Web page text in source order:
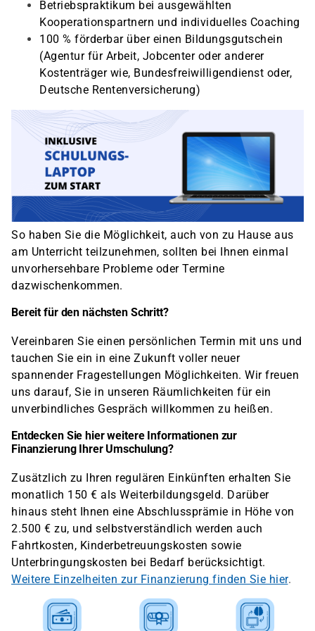
Betriebspraktikum bei ausgewählten
Kooperationspartnern und individuelles Coaching
100 % förderbar über einen Bildungsgutschein
(Agentur für Arbeit, Jobcenter oder anderer
Kostenträger wie, Bundesfreiwilligendienst oder,
Deutsche Rentenversicherung)
So haben Sie die Möglichkeit, auch von zu Hause aus
am Unterricht teilzunehmen, sollten bei Ihnen einmal
unvorhersehbare Probleme oder Termine
dazwischenkommen.
Bereit für den nächsten Schritt?
Vereinbaren Sie einen persönlichen Termin mit uns und
tauchen Sie ein in eine Zukunft voller neuer
spannender Fragestellungen Möglichkeiten. Wir freuen
uns darauf, Sie in unseren Räumlichkeiten für ein
unverbindliches Gespräch willkommen zu heißen.
Entdecken Sie hier weitere Informationen zur
Finanzierung Ihrer Umschulung?
Zusätzlich zu Ihren regulären Einkünften erhalten Sie
monatlich 150 € als Weiterbildungsgeld. Darüber
hinaus steht Ihnen eine Abschlussprämie in Höhe von
2.500 € zu, und selbstverständlich werden auch
Fahrtkosten, Kinderbetreuungskosten sowie
Unterbringungskosten bei Bedarf berücksichtigt.
Weitere Einzelheiten zur Finanzierung finden Sie hier.